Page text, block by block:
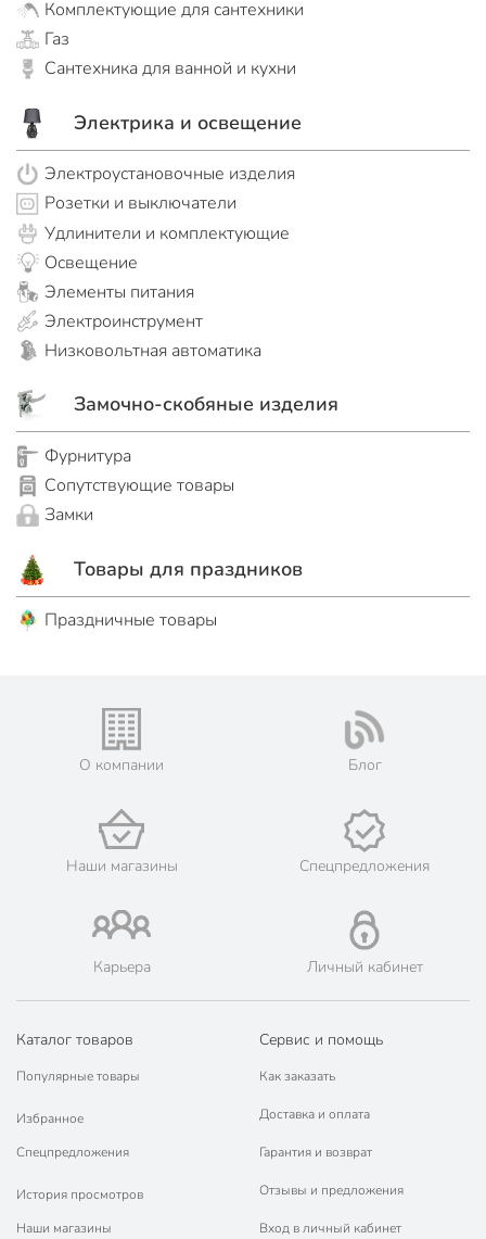
Комплектующие для сантехники
Газ
Сантехника для ванной и кухни
Электрика и освещение
Электроустановочные изделия
Розетки и выключатели
Удлинители и комплектующие
Освещение
Элементы питания
Электроинструмент
Низковольтная автоматика
Замочно-скобяные изделия
Фурнитура
Сопутствующие товары
Замки
Товары для праздников
Праздничные товары
О компании Блог
Наши магазины Спецпредложения
Карьера Личный кабинет
Каталог товаров
Популярные товары
Избранное
Спецпредложения
История просмотров
Наши магазины
Сервис и помощь
Как заказать
Доставка и оплата
Гарантия и возврат
Отзывы и предложения
Вход в личный кабинет